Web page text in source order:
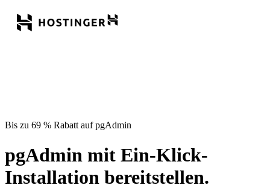
Bis zu 69 % Rabatt auf pgAdmin
pgAdmin mit Ein-Klick-
Installation bereitstellen.